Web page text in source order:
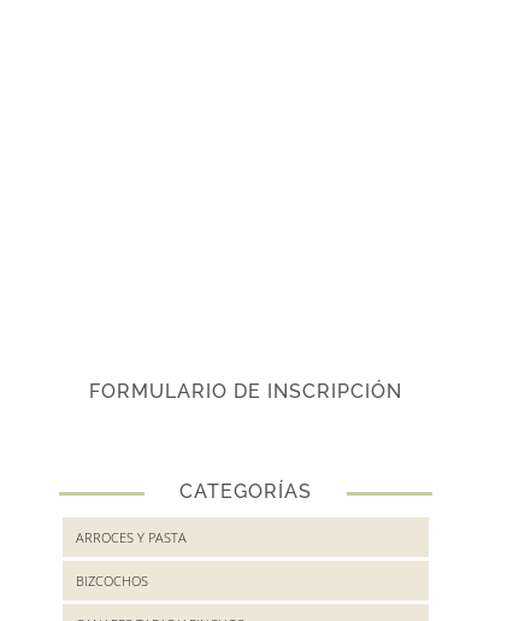
FORMULARIO DE INSCRIPCIÓN
CATEGORÍAS
ARROCES Y PASTA
BIZCOCHOS